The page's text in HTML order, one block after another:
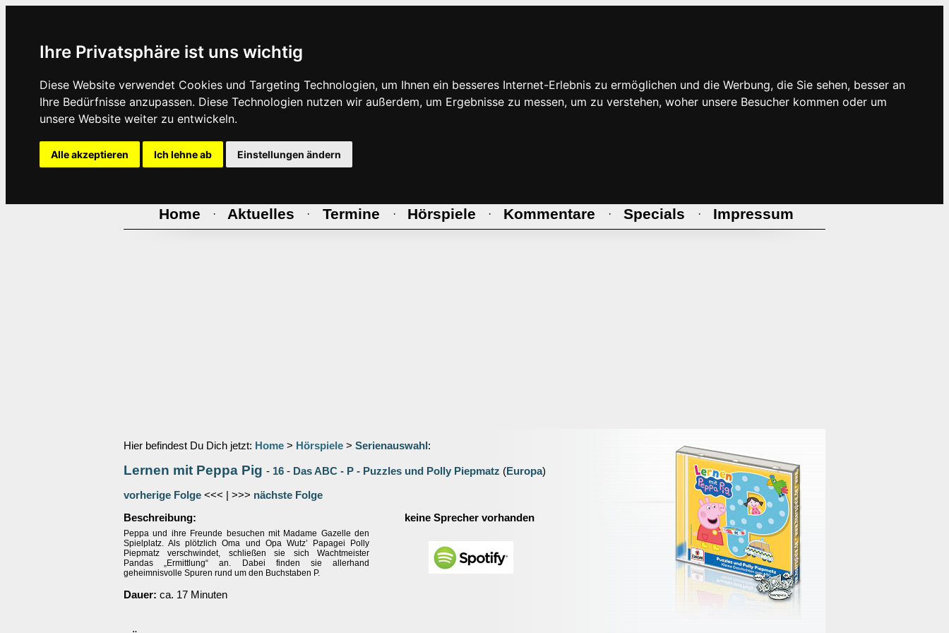
Ihre Privatsphäre ist uns wichtig
Diese Website verwendet Cookies und Targeting Technologien, um Ihnen ein besseres Internet-Erlebnis zu ermöglichen und die Werbung, die Sie sehen, besser an
Ihre Bedürfnisse anzupassen. Diese Technologien nutzen wir außerdem, um Ergebnisse zu messen, um zu verstehen, woher unsere Besucher kommen oder um
unsere Website weiter zu entwickeln.
Alle akzeptieren Ich lehne ab Einstellungen ändern
Home · Aktuelles · Termine · Hörspiele · Kommentare · Specials · Impressum
Hier befindest Du Dich jetzt: Home > Hörspiele > Serienauswahl :
Lernen mit Peppa Pig - 16 - Das ABC - P - Puzzles und Polly Piepmatz (Europa)
vorherige Folge <<< | >>> nächste Folge
Beschreibung:
Peppa und ihre Freunde besuchen mit Madame Gazelle den
Spielplatz. Als plötzlich Oma und Opa Wutz’ Papagei Polly
Piepmatz verschwindet, schließen sie sich Wachtmeister
Pandas „Ermittlung“ an. Dabei finden sie allerhand
geheimnisvolle Spuren rund um den Buchstaben P.
Dauer: ca. 17 Minuten
keine Sprecher vorhanden